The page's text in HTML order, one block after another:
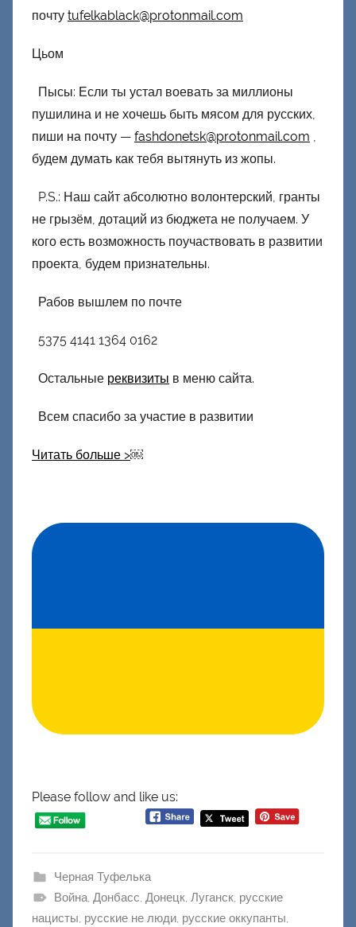
почту tufelkablack@protonmail.com
Цьом
Пысы: Если ты устал воевать за миллионы
пушилина и не хочешь быть мясом для русских,
пиши на почту — fashdonetsk@protonmail.com ,
будем думать как тебя вытянуть из жопы.
P.S.: Наш сайт абсолютно волонтерский, гранты
не грызём, дотаций из бюджета не получаем. У
кого есть возможность поучаствовать в развитии
проекта, будем признательны.
Рабов вышлем по почте
5375 4141 1364 0162
Остальные реквизиты в меню сайта.
Всем спасибо за участие в развитии
Читать больше >￼
Please follow and like us:
Черная Туфелька
Война, Донбасс, Донецк, Луганск, русские
нацисты, русские не люди, русские оккупанты,